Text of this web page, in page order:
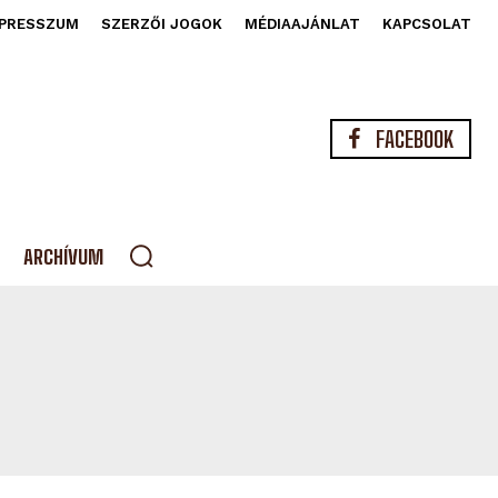
SZERZŐI JOGOK MÉDIAAJÁNLAT KAPCSOLAT
FACEBOOK
ARCHÍVUM